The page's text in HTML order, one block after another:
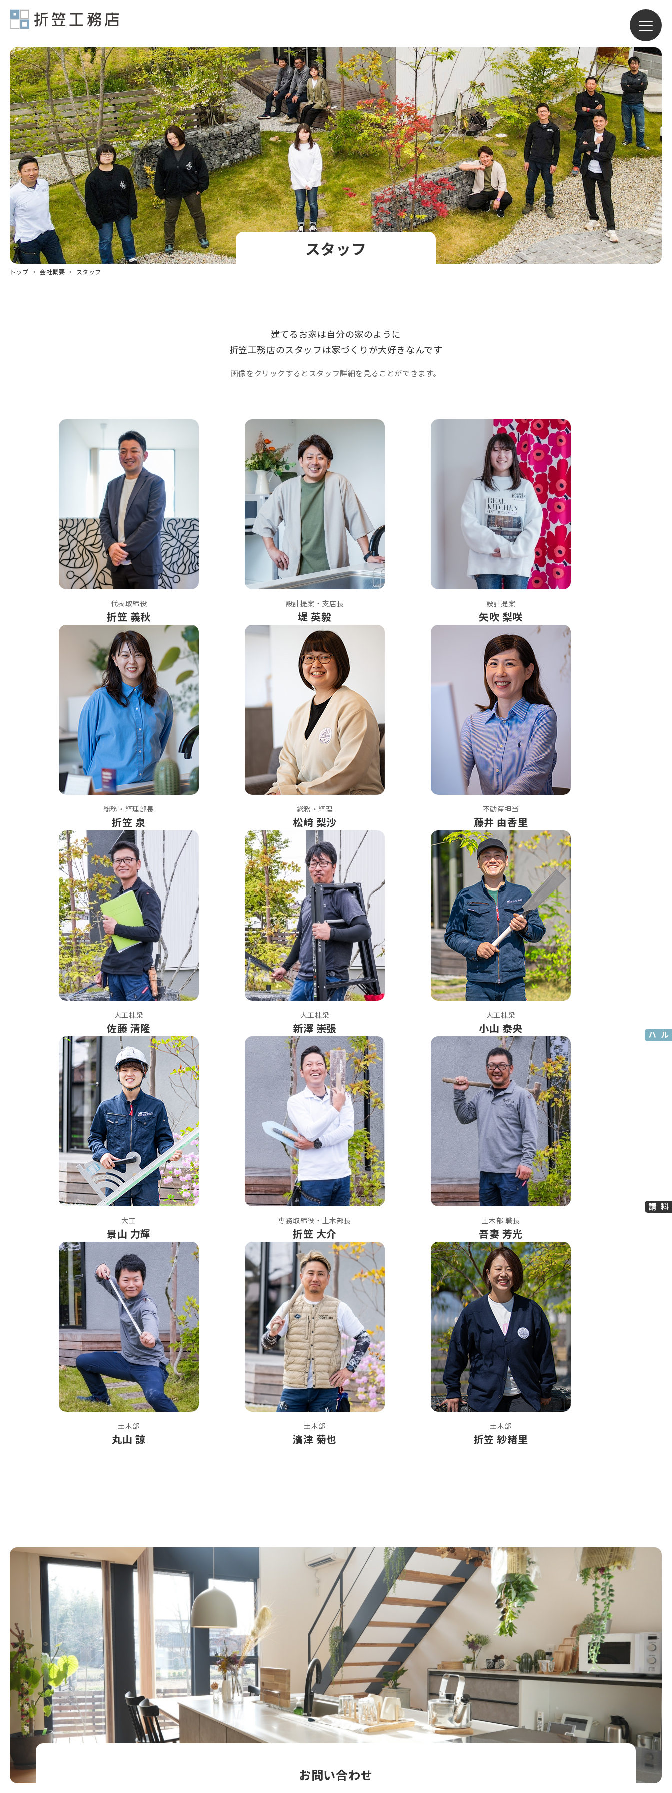
スタッフ
トップ 会社概要 スタッフ
建てるお家は自分の家のように
折笠工務店のスタッフは家づくりが大好きなんです
画像をクリックすると スタッフ詳細を⾒ることができます。
代表取締役
折笠 義秋
設計提案・支店長
堤 英毅
設計提案
矢吹 梨咲
総務・経理部長
折笠 泉
総務・経理
松﨑 梨沙
不動産担当
藤井 由香里
大工棟梁
佐藤 清隆
大工棟梁
新澤 崇張
大工棟梁
小山 泰央
大工
景山 力輝
専務取締役・土木部長
折笠 大介
土木部 職長
吾妻 芳光
土木部
丸山 諒
土木部
濱津 菊也
土木部
折笠 紗緒里
お問い合わせ